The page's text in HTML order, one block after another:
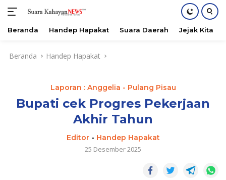
Beranda Handep Hapakat Suara Daerah Jejak Kita
Beranda Handep Hapakat
Laporan : Anggelia - Pulang Pisau
Bupati cek Progres Pekerjaan
Akhir Tahun
Editor- Handep Hapakat
25 Desember 2025